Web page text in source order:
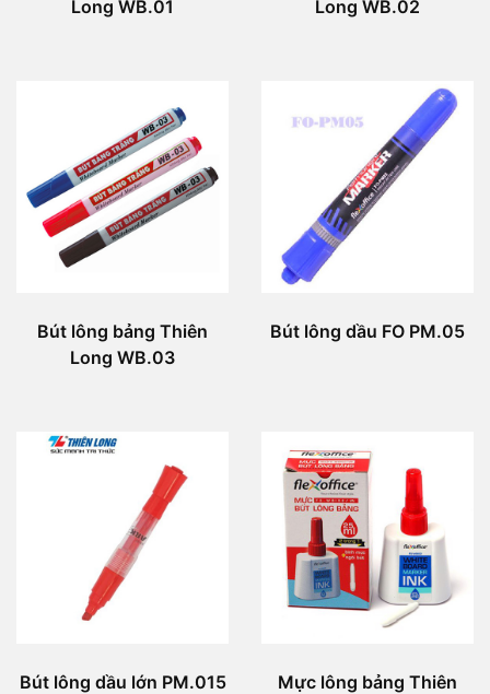
Long WB.01 Long WB.02
Bút lông bảng Thiên
Long WB.03
Bút lông dầu FO PM.05
Bút lông dầu lớn PM.015
Mực lông bảng Thiên